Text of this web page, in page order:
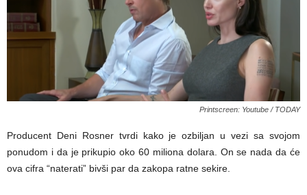
Printscreen: Youtube / TODAY
Producent Deni Rosner tvrdi kako je ozbiljan u vezi sa svojom
ponudom i da je prikupio oko 60 miliona dolara. On se nada da će
ova cifra “naterati” bivši par da zakopa ratne sekire.